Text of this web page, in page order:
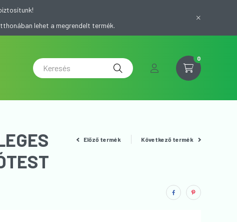
lehet a megrendelt termék.
0
Előző termék Következő termék